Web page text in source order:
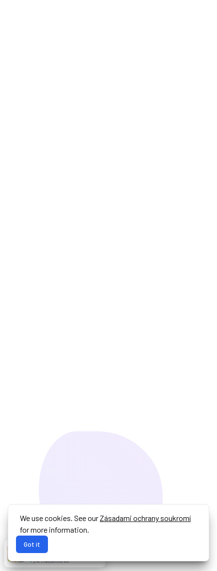
We use cookies. See ourZásadami ochrany soukromí
for more information.
Got it